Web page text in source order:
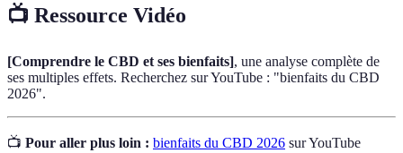
📺 Ressource Vidéo
[Comprendre le CBD et ses bienfaits], une analyse complète de
ses multiples effets. Recherchez sur YouTube : "bienfaits du CBD
2026".
📺 Pour aller plus loin : bienfaits du CBD 2026 sur YouTube